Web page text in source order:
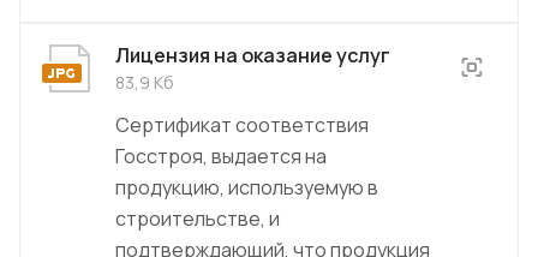
Лицензия на оказание услуг
83,9 Кб
Сертификат соответствия
Госстроя, выдается на
продукцию, используемую в
строительстве, и
подтверждающий, что продукция